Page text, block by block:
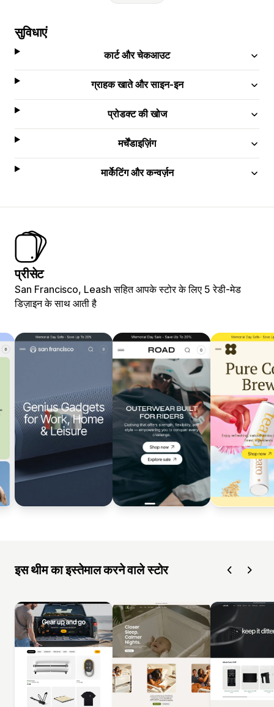
सुविधाएं
कार्ट और चेकआउट
ग्राहक खाते और साइन-इन
प्रोडक्ट की खोज
मर्चेंडाइज़िंग
मार्केटिंग और कन्वर्ज़न
प्रीसेट
San Francisco, Leash सहित आपके स्टोर के लिए 5 रेडी-मेड
डिज़ाइन के साथ आती है
इस थीम का इस्तेमाल करने वाले स्टोर